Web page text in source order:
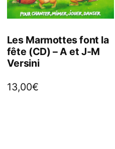
Les Marmottes font la
fête (CD) – A et J-M
Versini
13,00€